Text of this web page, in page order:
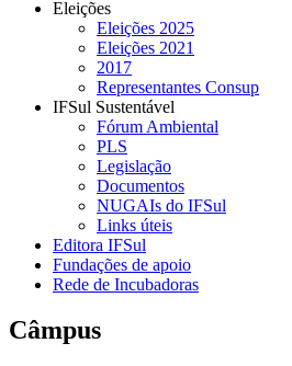
Eleições
Eleições 2025
Eleições 2021
2017
Representantes Consup
IFSul Sustentável
Fórum Ambiental
PLS
Legislação
Documentos
NUGAIs do IFSul
Links úteis
Editora IFSul
Fundações de apoio
Rede de Incubadoras
Câmpus